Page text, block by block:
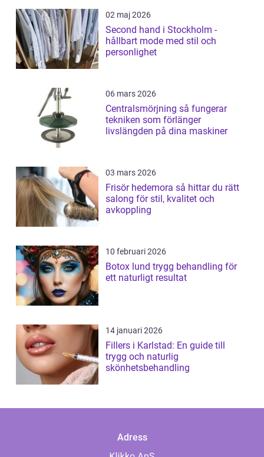
02 maj 2026
Second hand i Stockholm -
hållbart mode med stil och
personlighet
06 mars 2026
Centralsmörjning så fungerar
tekniken som förlänger
livslängden på dina maskiner
03 mars 2026
Frisör hedemora så hittar du rätt
salong för stil, kvalitet och
avkoppling
10 februari 2026
Botox lund trygg behandling för
ett naturligt resultat
14 januari 2026
Fillers i Karlstad: En guide till
trygg och naturlig
skönhetsbehandling
Adress